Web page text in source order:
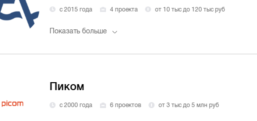
с 2015 года 4 проекта от 10 тыс до 120 тыс руб
Показать больше
Пиком
с 2000 года 6 проектов от 3 тыс до 5 млн руб